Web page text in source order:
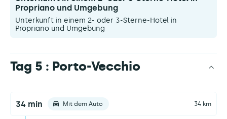
Propriano und Umgebung
Unterkunft in einem 2- oder 3-Sterne-Hotel in
Propriano und Umgebung
Tag 5 : Porto-Vecchio
34 min Mit dem Auto 34 km